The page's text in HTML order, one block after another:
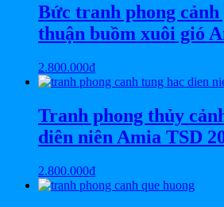
Bức tranh phong
thuận buồm xuôi gió
2.800.000₫
Tranh phong thủy
diên niên Amia TSD
2.800.000₫